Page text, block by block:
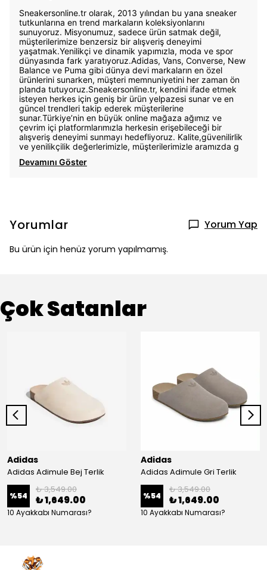
Sneakersonline.tr olarak, 2013 yılından bu yana sneaker
tutkunlarına en trend markaların koleksiyonlarını
sunuyoruz. Misyonumuz, sadece ürün satmak değil,
müşterilerimize benzersiz bir alışveriş deneyimi
yaşatmak.Yenilikçi ve dinamik yapımızla, moda ve spor
dünyasında fark yaratıyoruz.Adidas, Vans, Converse, New
Balance ve Puma gibi dünya devi markaların en özel
ürünlerini sunarken, müşteri memnuniyetini her zaman ön
planda tutuyoruz.Sneakersonline.tr, kendini ifade etmek
isteyen herkes için geniş bir ürün yelpazesi sunar ve en
güncel trendleri takip ederek müşterilerine
sunar.Türkiye’nin en büyük online mağaza ağımız ve
çevrim içi platformlarımızla herkesin erişebileceği bir
alışveriş deneyimi sunmayı hedefliyoruz. Kalite,güvenilirlik
ve yenilikçilik değerlerimizle, müşterilerimizle aramızda g
Devamını Göster
Yorumlar Yorum Yap
Bu ürün için henüz yorum yapılmamış.
Çok Satanlar
Adidas
Adidas Adimule Bej Terlik
%54
₺ 3,549.00
₺ 1,649.00
10 Ayakkabı Numarası?
Adidas
Adidas Adimule Gri Terlik
%54
₺ 3,549.00
₺ 1,649.00
10 Ayakkabı Numarası?